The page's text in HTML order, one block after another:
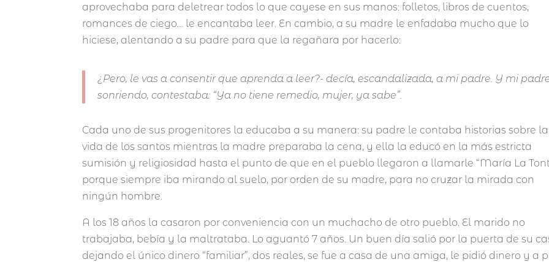
aprovechaba para deletrear todos lo que cayese en sus manos: folletos, libros de cuentos,
romances de ciego… le encantaba leer. En cambio, a su madre le enfadaba mucho que lo
hiciese, alentando a su padre para que la regañara por hacerlo:
¿Pero, le vas a consentir que aprenda a leer?- decía, escandalizada, a mi padre. Y mi
sonriendo, contestaba: “Ya no tiene remedio, mujer, ya sabe”.
Cada uno de sus progenitores la educaba a su manera: su padre le contaba historias sobre la
vida de los santos mientras la madre preparaba la cena, y ella la educó en la más estricta
sumisión y religiosidad hasta el punto de que en el pueblo llegaron a llamarle “María La
porque siempre iba mirando al suelo, por orden de su madre, para no cruzar la mirada con
ningún hombre.
A los 18 años la casaron por conveniencia con un muchacho de otro pueblo. El marido no
trabajaba, bebía y la maltrataba. Lo aguantó 7 años. Un buen día salió por la puerta de su
dejando el único dinero “familiar”, dos reales, se fue a casa de una amiga, le pidió dinero y a